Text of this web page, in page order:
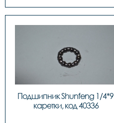
Подшипник Shunfeng 1/4*9
каретки, код 40336